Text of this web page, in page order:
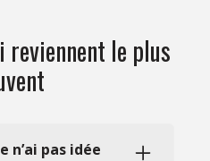
reviennent le plus
n’ai pas idée